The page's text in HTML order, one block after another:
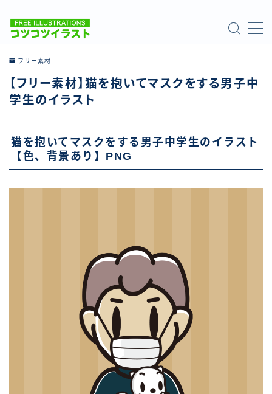
ホーム
お問い合わせ
フリー素材
【フリー素材】猫を抱いてマスクをする男子中
学生のイラスト
猫を抱いてマスクをする男子中学生のイラスト
【色、背景あり】PNG